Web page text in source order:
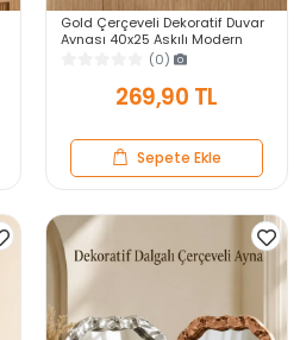
Gold Çerçeveli Dekoratif Duvar
Aynası 40x25 Askılı Modern
Salon Antre Banyo Yatak Odası
(0)
269,90 TL
Sepete Ekle